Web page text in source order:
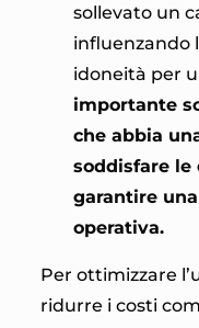
sollevato un
influenzando
idoneità per
importante
che abbia
soddisfare le
garantire
operativa.
Per ottimizzare
ridurre i costi